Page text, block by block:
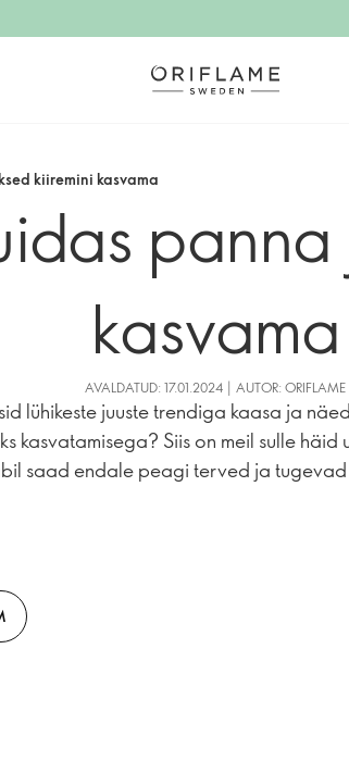
kiiremini kasvama
kasvama
AVALDATUD: 17.01.2024 | AUTOR: ORIFLAME
lühikeste juuste trendiga kaasa ja
kasvatamisega? Siis on meil sulle
saad endale peagi terved ja tugevad